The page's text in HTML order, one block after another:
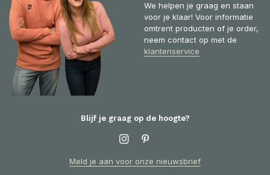
We helpen je graag en staan
voor je klaar! Voor informatie
omtrent producten of je order,
neem contact op met de
klantenservice
Blijf je graag op de hoogte?
Meld je aan voor onze nieuwsbrief